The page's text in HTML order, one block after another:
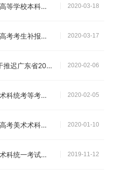
2020-03-18
关于做好广东省2020年普通高等学校本科插班生招生考试补报名工作的通知
2020-03-17
关于做好广东省2020年普通高考考生补报名工作的通知
2020-02-06
广东省招生委员会办公室关于推迟广东省2020年普通高考英语听说考试和本科插班生考试时间的紧急通知
2020-02-05
关于推迟广东省2020年普高术科统考等考试项目成绩复查工作时间的紧急通知
2020-01-10
关于公布广东省2020年普通高考美术术科和广播电视编导术科统考合格线的通知
2019-11-12
广东省2020年普通高考美术术科统一考试时间安排